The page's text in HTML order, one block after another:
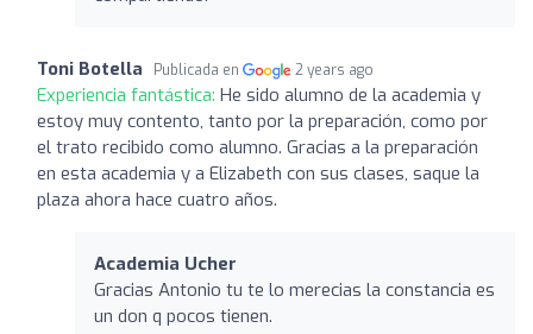
Toni Botella Publicada en 2 years ago
Experiencia fantástica: He sido alumno de la academia y
estoy muy contento, tanto por la preparación, como por
el trato recibido como alumno. Gracias a la preparación
en esta academia y a Elizabeth con sus clases, saque la
plaza ahora hace cuatro años.
Academia Ucher
Gracias Antonio tu te lo merecias la constancia es
un don q pocos tienen.